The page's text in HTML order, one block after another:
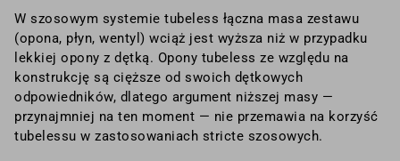
W szosowym systemie tubeless łączna masa zestawu
(opona, płyn, wentyl) wciąż jest wyższa niż w przypadku
lekkiej opony z dętką. Opony tubeless ze względu na
konstrukcję są cięższe od swoich dętkowych
odpowiedników, dlatego argument niższej masy —
przynajmniej na ten moment — nie przemawia na korzyść
tubelessu w zastosowaniach stricte szosowych.